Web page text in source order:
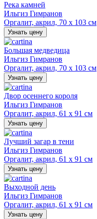
Река камней
Ильгиз Гимранов
Оргалит, акрил, 70 х 103 см
Узнать цену
Большая медведица
Ильгиз Гимранов
Оргалит, акрил, 70 х 103 см
Узнать цену
Двор осеннего короля
Ильгиз Гимранов
Оргалит, акрил, 61 х 91 см
Узнать цену
Лучший загар в тени
Ильгиз Гимранов
Оргалит, акрил, 61 х 91 см
Узнать цену
Выходной день
Ильгиз Гимранов
Оргалит, акрил, 61 х 91 см
Узнать цену